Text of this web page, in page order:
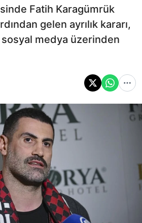
Fatih Karagümrük
gelen ayrılık kararı,
medya üzerinden